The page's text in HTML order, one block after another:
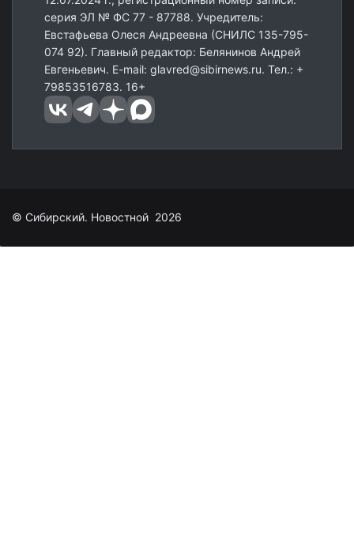
серия ЭЛ № ФС 77 - 87788. Учредитель:
Евстафьева Олеся Андреевна (СНИЛС 135-795-
074 92). Главный редактор: Белянинов Андрей
Евгеньевич. E-mail: glavred@sibirnews.ru. Тел.: +
79853516783. 16+
© Сибирский. Новостной 2026